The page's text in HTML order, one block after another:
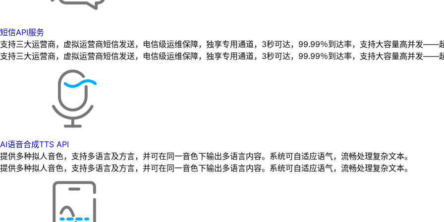
短信API服务
支持三大运营商，虚拟运营商短信发送，电信级运维保障，独享专用通道，3秒可达，99.99％到达率，支持大容量高并发——
支持三大运营商，虚拟运营商短信发送，电信级运维保障，独享专用通道，3秒可达，99.99％到达率，支持大容量高并发——
AI语音合成TTS API
提供多种拟人音色，支持多语言及方言，并可在同一音色下输出多语言内容。系统可自适应语气，流畅处理复杂文本。
提供多种拟人音色，支持多语言及方言，并可在同一音色下输出多语言内容。系统可自适应语气，流畅处理复杂文本。